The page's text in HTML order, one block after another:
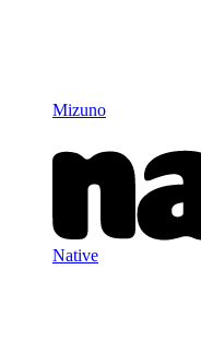
Mizuno
Native